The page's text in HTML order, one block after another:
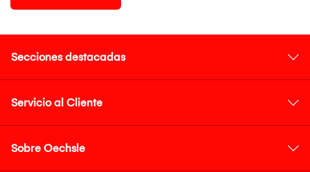
Secciones destacadas
Servicio al Cliente
Sobre Oechsle